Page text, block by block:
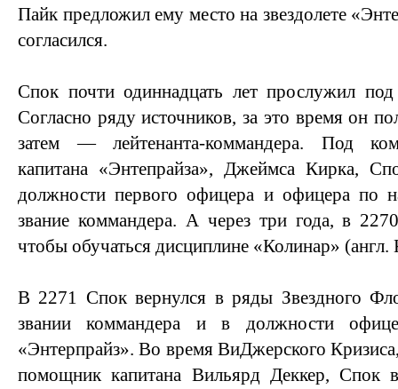
Пайк предложил ему место на звездолете
согласился.
Спок почти одиннадцать лет прослужил
Согласно ряду источников, за это время он
затем — лейтенанта-коммандера. Под
капитана «Энтепрайза», Джеймса Кирка,
должности первого офицера и офицера по
звание коммандера. А через три года, в
чтобы обучаться дисциплине «Колинар»
В 2271 Спок вернулся в ряды Звездного
звании коммандера и в должности
«Энтерпрайз». Во время ВиДжерского
помощник капитана Вильярд Деккер, Спок